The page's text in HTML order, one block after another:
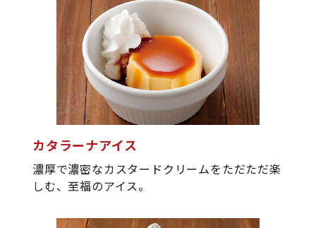
カタラーナアイス
濃厚で濃密なカスタードクリームをただただ楽
しむ、至福のアイス。